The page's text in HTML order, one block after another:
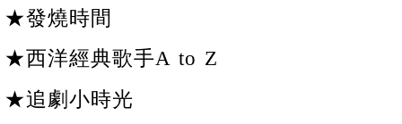
★發燒時間
★西洋經典歌手A to Z
★追劇小時光